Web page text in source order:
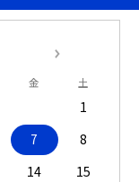
金 土
1
7
8
14
15